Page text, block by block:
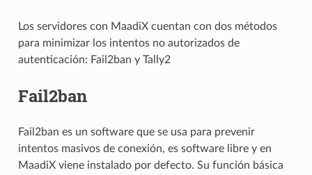
Los servidores con MaadiX cuentan con dos métodos
para minimizar los intentos no autorizados de
autenticación: Fail2ban y Tally2
Fail2ban
Fail2ban es un software que se usa para prevenir
intentos masivos de conexión, es software libre y en
MaadiX viene instalado por defecto. Su función básica